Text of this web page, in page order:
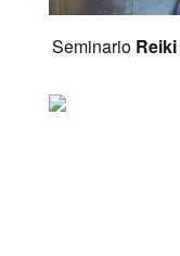
Seminario Reiki